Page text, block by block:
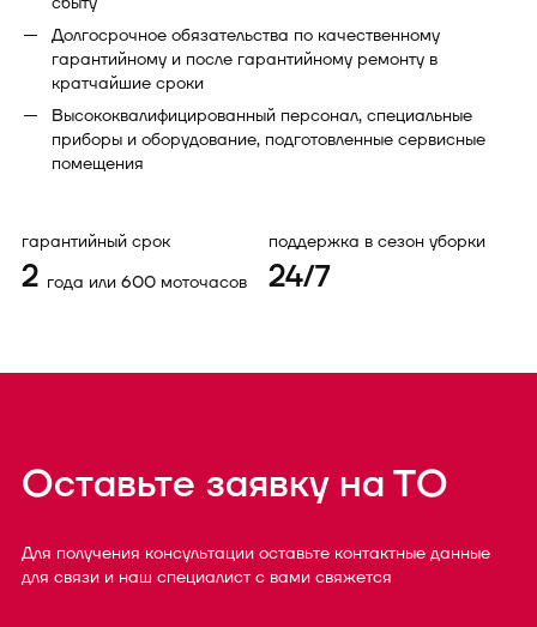
Долгосрочное обязательства по качественному
гарантийному и после гарантийному ремонту в
кратчайшие сроки
Высококвалифицированный персонал, специальные
приборы и оборудование, подготовленные сервисные
помещения
гарантийный срок
2 года или 600 моточасов
поддержка в сезон уборки
24/7
Оставьте заявку на ТО
Для получения консультации оставьте контактные данные
для связи и наш специалист с вами свяжется